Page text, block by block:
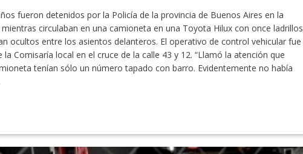
fueron detenidos por la Policía de la provincia de Buenos Aires en la
circulaban en una camioneta en una Toyota Hilux con once ladrillos
ocultos entre los asientos delanteros. El operativo de control vehicular fue
Comisaría local en el cruce de la calle 43 y 12. “Llamó la atención que
tenían sólo un número tapado con barro. Evidentemente no había